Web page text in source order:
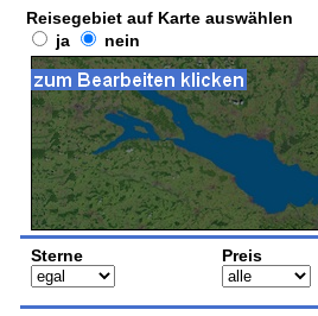
Reisegebiet auf Karte auswählen
ja
nein
Sterne Preis